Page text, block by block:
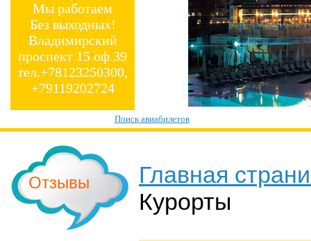
Мы работаем
Без выходных!
Владимирский
проспект 15 оф.39
тел.+78123250300,
+79119202724
Поиск авиабилетов
Отзывы
Главная
Курорты